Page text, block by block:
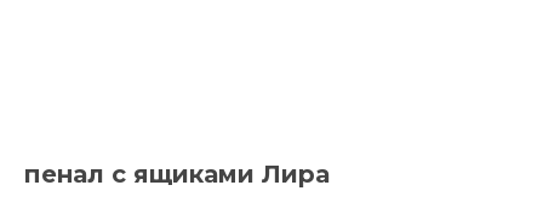
пенал с ящиками Лира